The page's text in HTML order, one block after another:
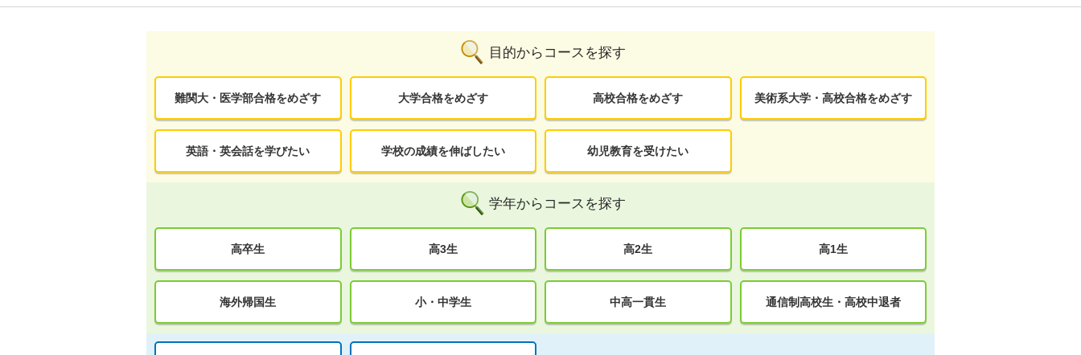
目的からコースを探す
難関大・医学部合格をめざす 大学合格をめざす 高校合格をめざす 美術系大学・高校合格をめざす
英語・英会話を学びたい 学校の成績を伸ばしたい 幼児教育を受けたい
学年からコースを探す
高卒生 高3生 高2生 高1生
海外帰国生 小・中学生 中高一貫生 通信制高校生・高校中退者